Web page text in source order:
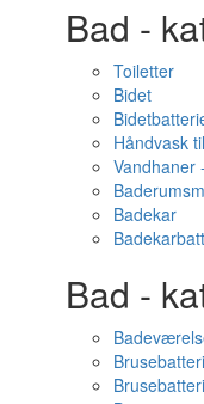
Bad -
Toiletter
Bidet
Håndvask
Vandhaner
Badekar
Bad -